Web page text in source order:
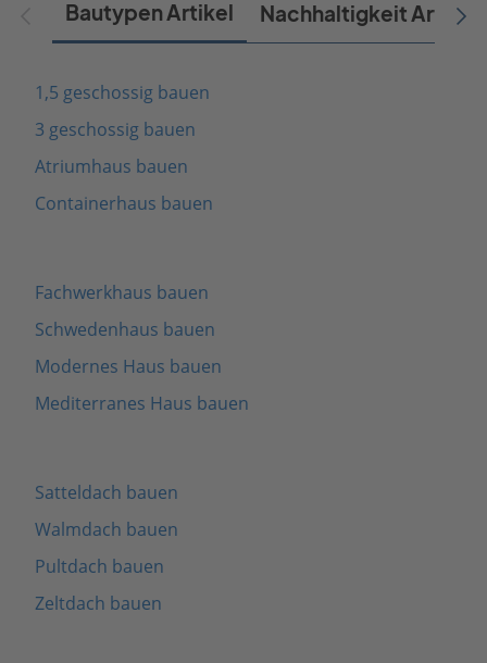
Bautypen Artikel Nachhaltigkeit Artikel
1,5 geschossig bauen
3 geschossig bauen
Atriumhaus bauen
Containerhaus bauen
Fachwerkhaus bauen
Schwedenhaus bauen
Modernes Haus bauen
Mediterranes Haus bauen
Satteldach bauen
Walmdach bauen
Pultdach bauen
Zeltdach bauen